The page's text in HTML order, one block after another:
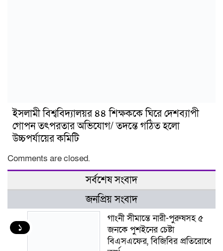
ইসলামী বিশ্ববিদ্যালয়র ৪৪ শিক্ষককে ঘিরে দেশব্যাপী
গোপন তৎপরতার অভিযোগ/ তদন্তে গঠিত হলো
উচ্চপর্যায়ের কমিটি
Comments are closed.
সর্বশেষ সংবাদ
জনপ্রিয় সংবাদ
১
গাংনী সীমান্তে নারী-পুরুষসহ ৫
জনকে পুশইনের চেষ্টা
বিএসএফের, বিজিবির প্রতিরোধে